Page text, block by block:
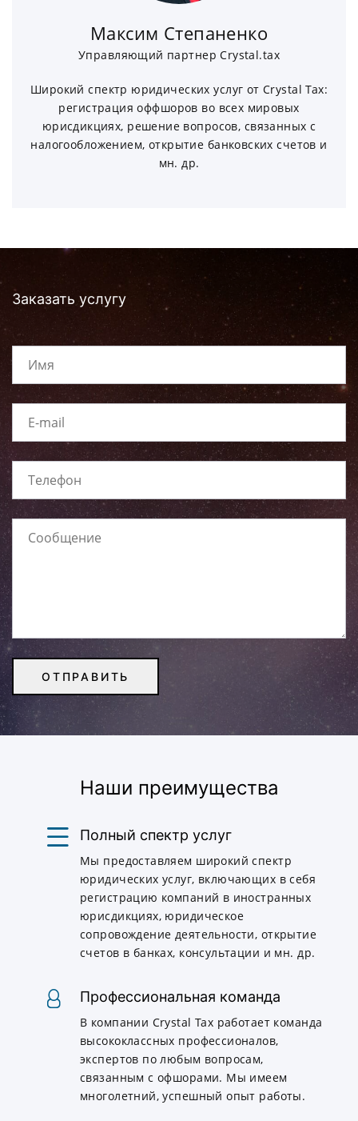
Максим Степаненко
Управляющий партнер Crystal.tax
Широкий спектр юридических услуг от Crystal Tax:
регистрация оффшоров во всех мировых
юрисдикциях, решение вопросов, связанных с
налогообложением, открытие банковских счетов и
мн. др.
Заказать услугу
Наши преимущества
Полный спектр услуг
Мы предоставляем широкий спектр
юридических услуг, включающих в себя
регистрацию компаний в иностранных
юрисдикциях, юридическое
сопровождение деятельности, открытие
счетов в банках, консультации и мн. др.
Профессиональная команда
В компании Crystal Tax работает команда
высококлассных профессионалов,
экспертов по любым вопросам,
связанным с офшорами. Мы имеем
многолетний, успешный опыт работы.